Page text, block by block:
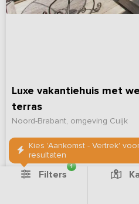
Luxe vakantiehuis met
terras
Noord-Brabant, omgeving Cuijk
5 - 10 5 4 2
Kies 'Aankomst - Vertrek'
resultaten
Filters
1